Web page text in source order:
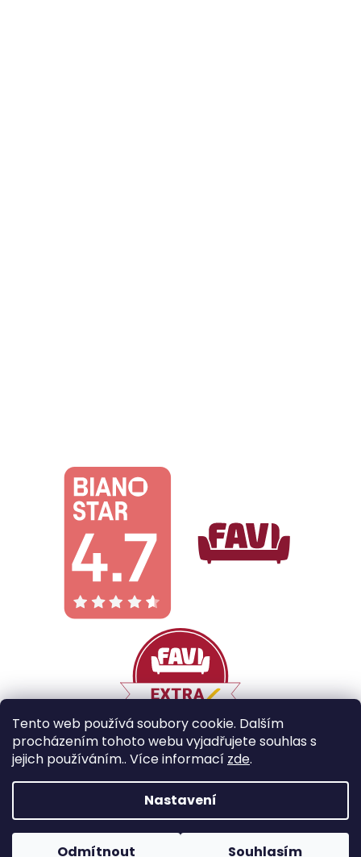
Tento web používá soubory cookie. Dalším
procházením tohoto webu vyjadřujete souhlas s
jejich používáním.. Více informací zde.
Nastavení
Odmítnout Souhlasím
Vytvořil Shoptet
Copyright 2026Galobe. Všechna práva vyhrazena.
Upravit nastavení cookies